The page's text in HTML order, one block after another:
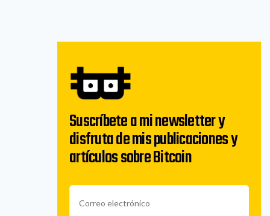
Suscríbete a mi newsletter y
disfruta de mis publicaciones y
artículos sobre Bitcoin